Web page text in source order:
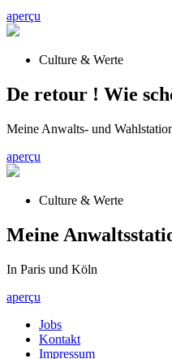
aperçu
Culture & Werte
De retour ! Wie
Meine Anwalts- und
aperçu
Culture & Werte
Meine
In Paris und Köln
aperçu
Jobs
Kontakt
Impressum